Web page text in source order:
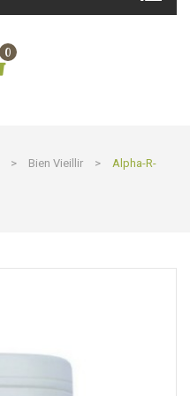
0
> Bien Vieillir >
Alpha-R-